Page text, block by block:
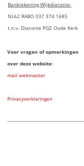
Bankrekening Wijkdiaconie:
NL62 RABO 037 374 1685
t.n.v. Diaconie PGZ Oude Kerk
Voor vragen of opmerkingen
over deze website:
mail webmaster
Privacyverklaringen